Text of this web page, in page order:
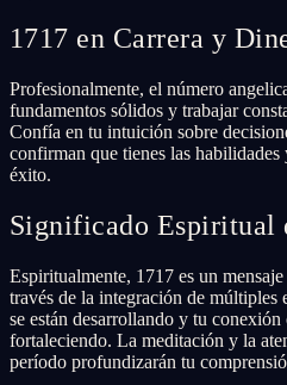
1717 en Carrera y
Profesionalmente, el número
fundamentos sólidos y trabajar
Confía en tu intuición sobre
confirman que tienes las habilidades
éxito.
Significado Espiritual
Espiritualmente, 1717 es un
través de la integración de múltiples
se están desarrollando y tu
fortaleciendo. La meditación y la
período profundizarán tu